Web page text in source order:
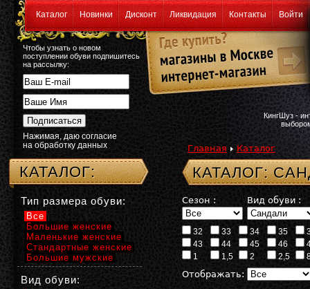
Каталог Новинки Дисконт Ликвидация Контакты Войти
Чтобы узнать о новом
поступлении обуви подпишитесь
на рассылку:
Нажимая, даю согласие
на обработку данных
КингШуз -
Главная Каталог
КАТАЛОГ:
Сезон : Вид обуви :
32 33 34 35
43
44 45 46
1
1,5 2 2,5
Отображать:
КАТАЛОГ:
Тип размера обуви:
Все
Большие женские
Маленькие женские
Стандартные женские
Большие мужские
Вид обуви: